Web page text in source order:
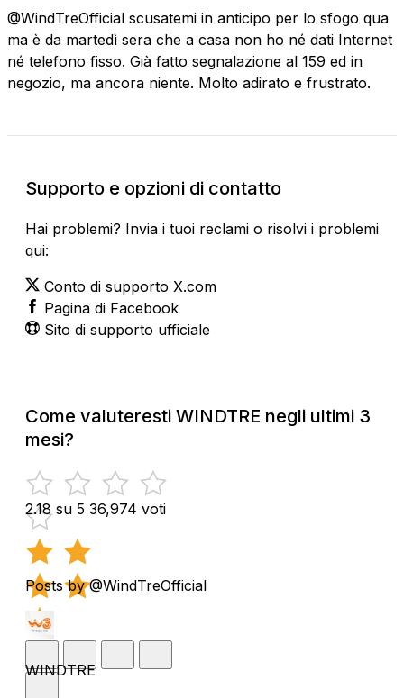
@WindTreOfficial scusatemi in anticipo per lo sfogo qua
ma è da martedì sera che a casa non ho né dati Internet
né telefono fisso. Già fatto segnalazione al 159 ed in
negozio, ma ancora niente. Molto adirato e frustrato.
Supporto e opzioni di contatto
Hai problemi? Invia i tuoi reclami o risolvi i problemi
qui:
Conto di supporto X.com
Pagina di Facebook
Sito di supporto ufficiale
Come valuteresti WINDTRE negli ultimi 3
mesi?
2.18 su 5 36,974 voti
Posts by @WindTreOfficial
WINDTRE